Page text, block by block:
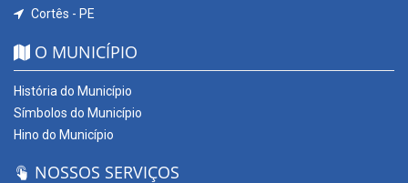
Cortês - PE
O MUNICÍPIO
História do Município
Símbolos do Município
Hino do Município
NOSSOS SERVIÇOS